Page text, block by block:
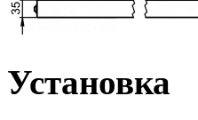
Установка